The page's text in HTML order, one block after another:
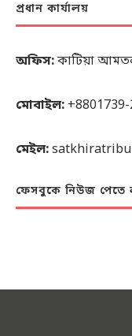
প্রধান কার্যালয়
অফিস:কাটিয়া
মোবাইল:
মেইল:
ফেসবুকে নিউজ পেতে